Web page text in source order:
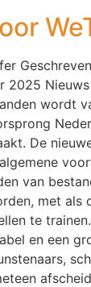
2025
wordt
De
van
met als
te
en een